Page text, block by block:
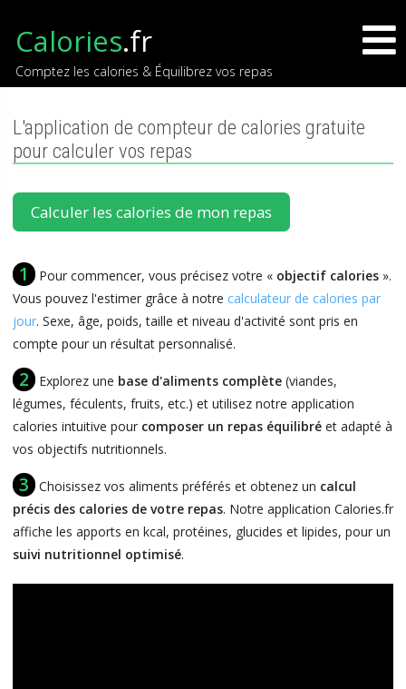
Calories.fr
Comptez les calories & Équilibrez vos repas
L'application de compteur de calories gratuite
pour calculer vos repas
Calculer les calories de mon repas
1 Pour commencer, vous précisez votre « objectif calories ».
Vous pouvez l'estimer grâce à notre calculateur de calories par
jour. Sexe, âge, poids, taille et niveau d'activité sont pris en
compte pour un résultat personnalisé.
2 Explorez une base d'aliments complète (viandes,
légumes, féculents, fruits, etc.) et utilisez notre application
calories intuitive pour composer un repas équilibré et adapté à
vos objectifs nutritionnels.
3 Choisissez vos aliments préférés et obtenez un calcul
précis des calories de votre repas. Notre application Calories.fr
affiche les apports en kcal, protéines, glucides et lipides, pour un
suivi nutritionnel optimisé.